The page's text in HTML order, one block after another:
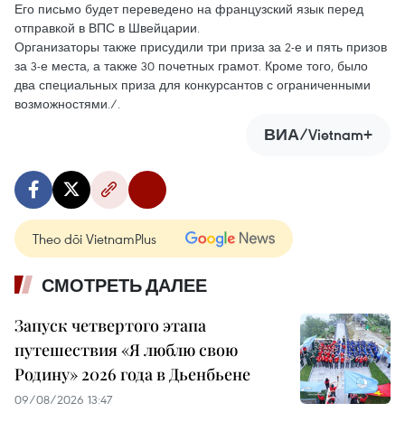
Его письмо будет переведено на французский язык перед
отправкой в ВПС в Швейцарии.
Организаторы также присудили три приза за 2-е и пять призов
за 3-е места, а также 30 почетных грамот. Кроме того, было
два специальных приза для конкурсантов с ограниченными
возможностями./.
ВИА/Vietnam+
Theo dõi VietnamPlus
СМОТРЕТЬ ДАЛЕЕ
Запуск четвертого этапа
путешествия «Я люблю свою
Родину» 2026 года в Дьенбьене
09/08/2026 13:47